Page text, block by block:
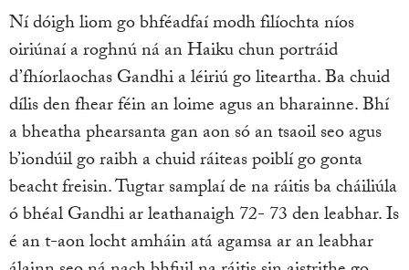
Ní dóigh liom go bhféadfaí modh filíochta níos
oiriúnaí a roghnú ná an Haiku chun portráid
d’fhíorlaochas Gandhi a léiriú go liteartha. Ba chuid
dílis den fhear féin an loime agus an bharainne. Bhí
a bheatha phearsanta gan aon só an tsaoil seo agus
b’iondúil go raibh a chuid ráiteas poiblí go gonta
beacht freisin. Tugtar samplaí de na ráitis ba cháiliúla
ó bhéal Gandhi ar leathanaigh 72- 73 den leabhar. Is
é an t-aon locht amháin atá agamsa ar an leabhar